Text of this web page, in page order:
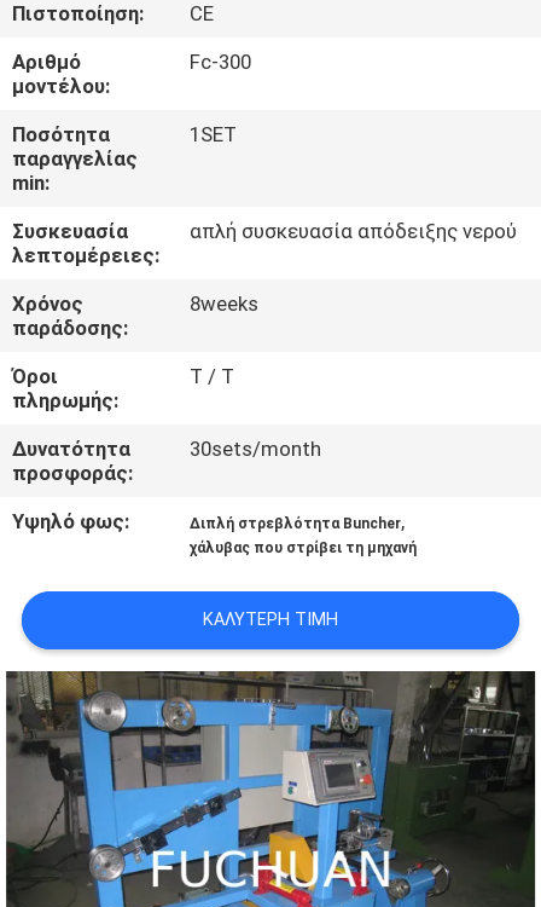
ΣΧΕΤΙΚΆ
ΜΕ
ΕΜΆΣ
ΣΤΟ
ΕΡΓΟΣΤΆΣΙΟ
ΈΛΕΓΧΟΣ
ΠΟΙΌΤΗΤΑΣ
ΕΠΙΚΟΙΝΩΝΉΣΤΕ
ΜΑΖΊ
ΕΙΔΉΣΕΙΣ
ΥΠΟΘΈΣΕΙΣ
SITEMAP
PRIVACY
Πιστοποίηση:
CE
Αριθμό
μοντέλου:
Fc-300
Ποσότητα
παραγγελίας
min:
1SET
Συσκευασία
λεπτομέρειες:
απλή συσκευασία απόδειξης νερού
Χρόνος
παράδοσης:
8weeks
Όροι
πληρωμής:
T / T
Δυνατότητα
προσφοράς:
30sets/month
Υψηλό φως: Διπλή στρεβλότητα Buncher,
χάλυβας που στρίβει τη μηχανή
ΚΑΛΎΤΕΡΗ ΤΙΜΉ